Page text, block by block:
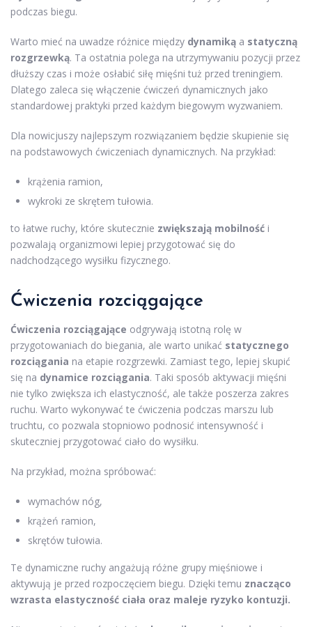
podczas biegu.
Warto mieć na uwadze różnice między dynamiką a statyczną
rozgrzewką. Ta ostatnia polega na utrzymywaniu pozycji przez
dłuższy czas i może osłabić siłę mięśni tuż przed treningiem.
Dlatego zaleca się włączenie ćwiczeń dynamicznych jako
standardowej praktyki przed każdym biegowym wyzwaniem.
Dla nowicjuszy najlepszym rozwiązaniem będzie skupienie się
na podstawowych ćwiczeniach dynamicznych. Na przykład:
krążenia ramion,
wykroki ze skrętem tułowia.
to łatwe ruchy, które skutecznie zwiększają mobilność i
pozwalają organizmowi lepiej przygotować się do
nadchodzącego wysiłku fizycznego.
Ćwiczenia rozciągające
Ćwiczenia rozciągające odgrywają istotną rolę w
przygotowaniach do biegania, ale warto unikać statycznego
rozciągania na etapie rozgrzewki. Zamiast tego, lepiej skupić
się na dynamice rozciągania. Taki sposób aktywacji mięśni
nie tylko zwiększa ich elastyczność, ale także poszerza zakres
ruchu. Warto wykonywać te ćwiczenia podczas marszu lub
truchtu, co pozwala stopniowo podnosić intensywność i
skuteczniej przygotować ciało do wysiłku.
Na przykład, można spróbować:
wymachów nóg,
krążeń ramion,
skrętów tułowia.
Te dynamiczne ruchy angażują różne grupy mięśniowe i
aktywują je przed rozpoczęciem biegu. Dzięki temu znacząco
wzrasta elastyczność ciała oraz maleje ryzyko kontuzji.